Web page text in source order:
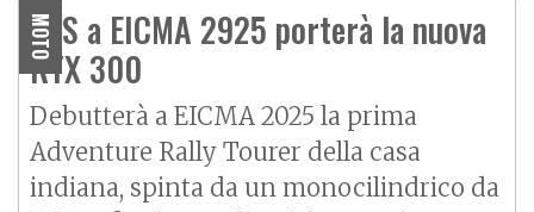
MOTO
TVS a EICMA 2925 porterà la nuova
RTX 300
Debutterà a EICMA 2025 la prima
Adventure Rally Tourer della casa
indiana, spinta da un monocilindrico da